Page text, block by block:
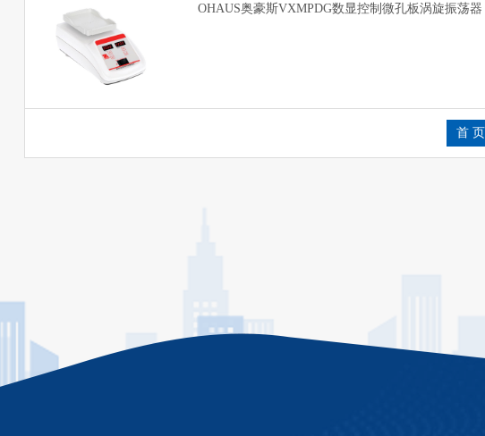
OHAUS奥豪斯VXMPDG数显控制微孔板涡旋振荡器
首 页